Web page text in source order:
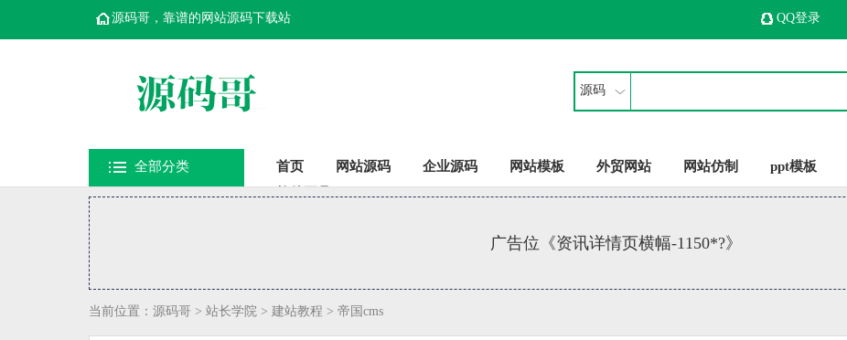
源码哥，靠谱的网站源码下载站 QQ登录
源码
全部分类 首页 网站源码 企业源码 网站模板 外贸网站 网站仿制 ppt模板
广告位《资讯详情页横幅-1150*?》
当前位置： 源码哥 > 站长学院 > 建站教程 > 帝国cms